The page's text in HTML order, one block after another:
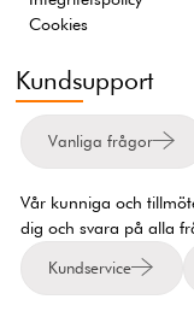
Cookies
Kundsupport
Vanliga frågor
Vår kunniga och
dig och svara på alla
Kundservice